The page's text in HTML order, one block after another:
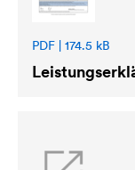
PDF | 174.5 kB